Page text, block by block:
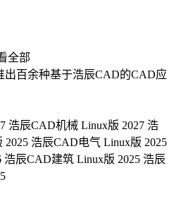
全部
出百余种基于浩辰CAD的CAD应
浩辰CAD机械 Linux版 2027 浩
2025 浩辰CAD电气 Linux版 2025
浩辰CAD建筑 Linux版 2025 浩辰